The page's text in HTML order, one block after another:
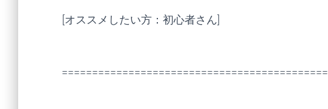
[オススメしたい方：初心者さん]
============================================